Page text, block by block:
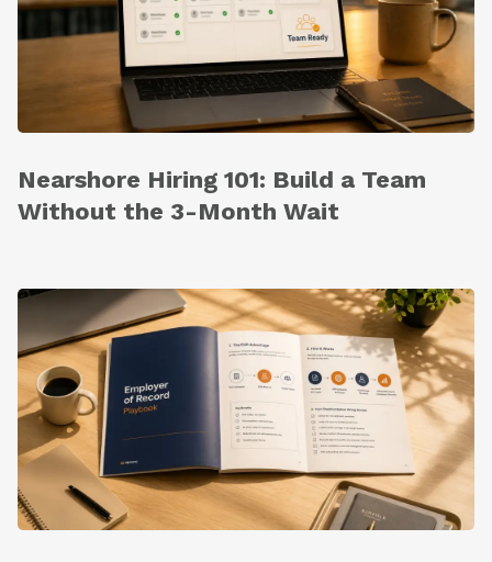
Nearshore Hiring 101: Build a Team
Without the 3-Month Wait